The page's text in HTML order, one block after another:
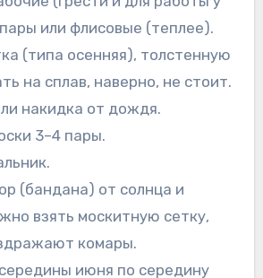
или флисовые (теплее).
(типа осенняя), толстенную
на сплав, наверно, не стоит.
накидка от дождя.
3–4 пары.
(бандана) от солнца и
взять москитную сетку,
комары.
июня по середину